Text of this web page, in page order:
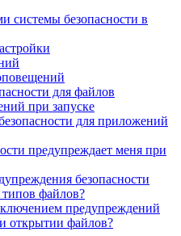
системы безопасности в
для файлов
при запуске
для приложений
предупреждает меня при
безопасности
файлов?
предупреждений
открытии файлов?